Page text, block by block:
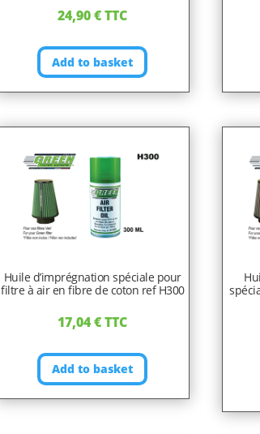
24,90€ TTC
Add to basket
Huile d’imprégnation spéciale pour
filtre à air en fibre de coton ref H300
17,04€ TTC
Add to basket